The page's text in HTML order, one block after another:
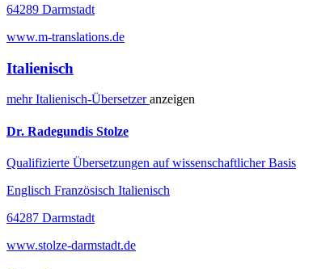
64289 Darmstadt
www.m-translations.de
Italienisch
mehrItalienisch-Übersetzeranzeigen
Dr. Radegundis Stolze
Qualifizierte Übersetzungen auf wissenschaftlicher Basis
Englisch Französisch Italienisch
64287 Darmstadt
www.stolze-darmstadt.de